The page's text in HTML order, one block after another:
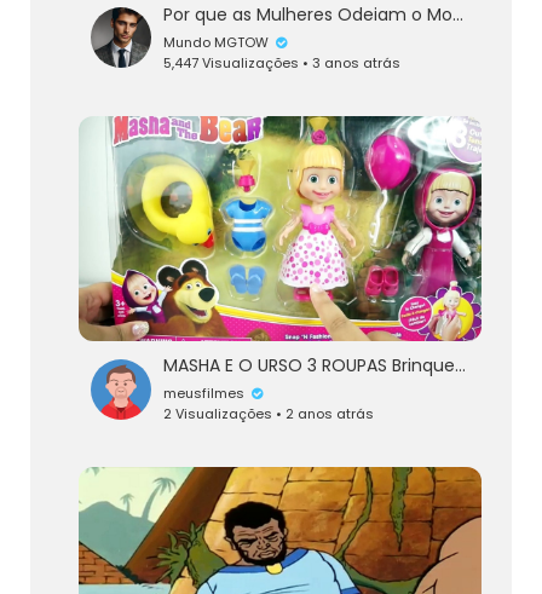
Por que as Mulheres Odeiam o Movimento Mgtow?
Mundo MGTOW
5,447 Visualizações • 3 anos atrás
MASHA E O URSO 3 ROUPAS Brinquedos KidsToys em Português
meusfilmes
2 Visualizações • 2 anos atrás